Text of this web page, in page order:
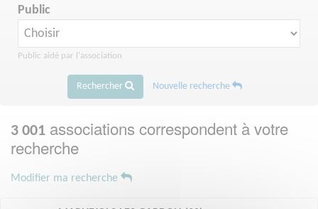
Public
Public aidé par l'association
Rechercher Nouvelle recherche
3 001 associations correspondent à votre
recherche
Modifier ma recherche